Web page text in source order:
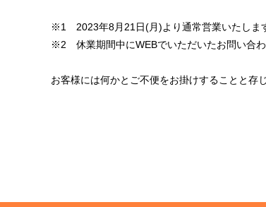
※1 2023年8月21日(月)より通常営業いたしま
※2 休業期間中にWEBでいただいたお問い合わ
お客様には何かとご不便をお掛けすることと存